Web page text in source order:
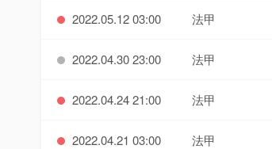
2022.05.12 03:00 法甲
2022.04.30 23:00 法甲
2022.04.24 21:00 法甲
2022.04.21 03:00 法甲